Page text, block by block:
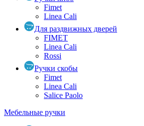
Fimet
Linea Cali
Для раздвижных дверей
FIMET
Linea Cali
Rossi
Ручки скобы
Fimet
Linea Cali
Salice Paolo
Мебельные ручки